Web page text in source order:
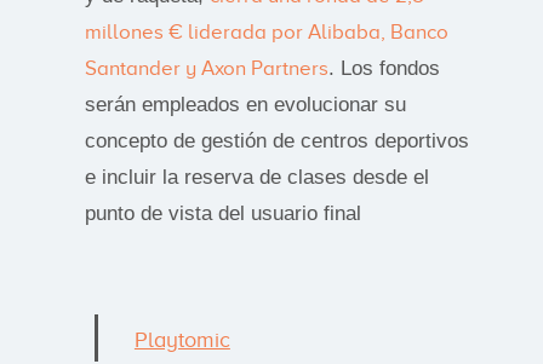
millones € liderada por Alibaba, Banco
Santander y Axon Partners. Los fondos
serán empleados en evolucionar su
concepto de gestión de centros deportivos
e incluir la reserva de clases desde el
punto de vista del usuario final
Playtomic